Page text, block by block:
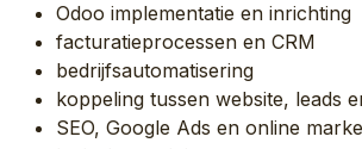
Odoo implementatie en inrichting
facturatieprocessen en CRM
bedrijfsautomatisering
koppeling tussen website, leads
SEO, Google Ads en online